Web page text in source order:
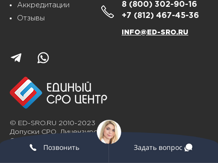
Аккредитации
Отзывы
8 (800) 302-90-16
+7 (812) 467-45-36
INFO@ED-SRO.RU
© ED-SRO.RU 2010-2023
Допуски СРО. Лицензирование.
Сертификация
Позвонить Задать вопрос